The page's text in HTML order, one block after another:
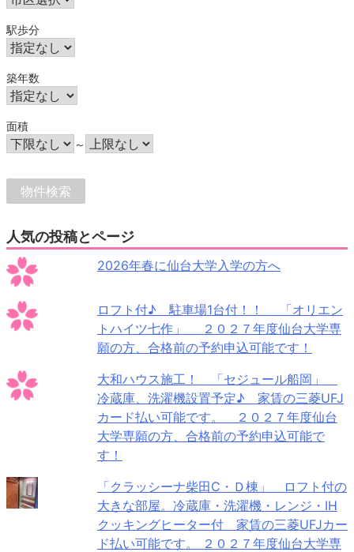
駅歩分
築年数
面積
～
人気の投稿とページ
2026年春に仙台大学入学の方へ
ロフト付♪ 駐車場1台付！！ 「オリエン
トハイツ七作」 ２０２７年度仙台大学専
願の方、合格前の予約申込可能です！
大和ハウス施工！ 「セジュール船岡」
冷蔵庫、洗濯機設置予定♪ 家賃の三菱UFJ
カード払い可能です。 ２０２７年度仙台
大学専願の方、合格前の予約申込可能で
す！
「クラッシーナ柴田C・Ｄ棟」 ロフト付の
大きな部屋。冷蔵庫・洗濯機・レンジ・IH
クッキングヒーター付 家賃の三菱UFJカー
ド払い可能です。 ２０２７年度仙台大学専